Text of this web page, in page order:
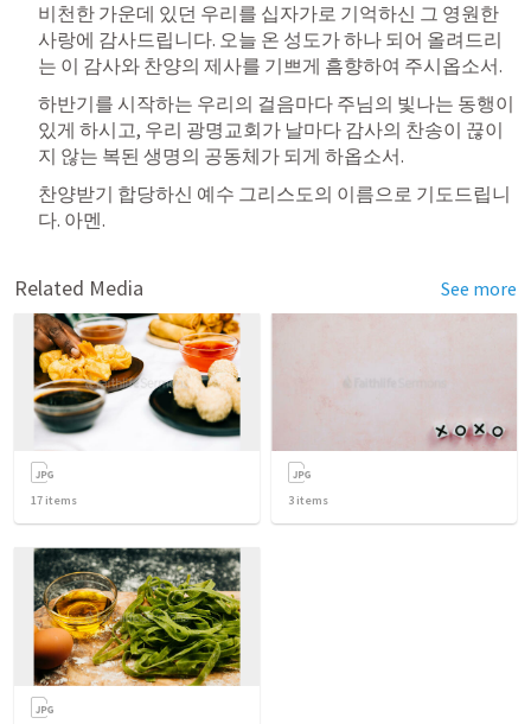
비천한 가운데 있던 우리를 십자가로 기억하신 그 영원한
사랑에 감사드립니다. 오늘 온 성도가 하나 되어 올려드리
는 이 감사와 찬양의 제사를 기쁘게 흠향하여 주시옵소서.
하반기를 시작하는 우리의 걸음마다 주님의 빛나는 동행이
있게 하시고, 우리 광명교회가 날마다 감사의 찬송이 끊이
지 않는 복된 생명의 공동체가 되게 하옵소서.
찬양받기 합당하신 예수 그리스도의 이름으로 기도드립니
다. 아멘.
Related Media See more
17 items 3 items